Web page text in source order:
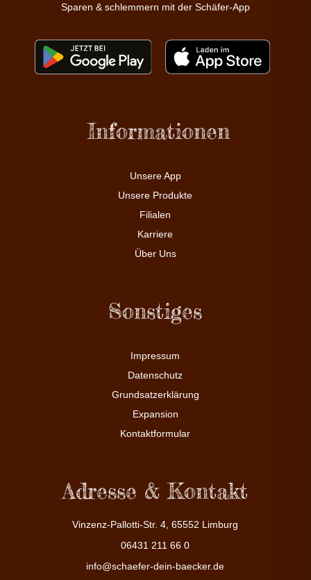
Sparen & schlemmern mit der Schäfer-App
Informationen
Unsere App
Unsere Produkte
Filialen
Karriere
Über Uns
Sonstiges
Impressum
Datenschutz
Grundsatzerklärung
Expansion
Kontaktformular
Adresse & Kontakt
Vinzenz-Pallotti-Str. 4, 65552 Limburg
06431 211 66 0
info@schaefer-dein-baecker.de